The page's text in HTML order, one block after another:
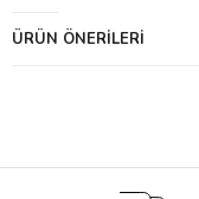
ÜRÜN ÖNERILERI